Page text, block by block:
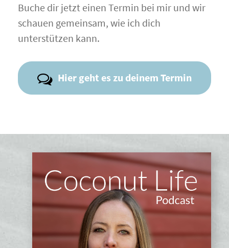
Buche dir jetzt einen Termin bei mir und wir
schauen gemeinsam, wie ich dich
unterstützen kann.
Hier geht es zu deinem Termin